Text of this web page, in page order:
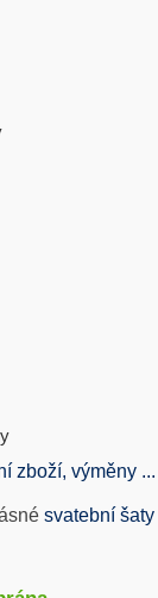
zboží, výměny ...
svatební šaty